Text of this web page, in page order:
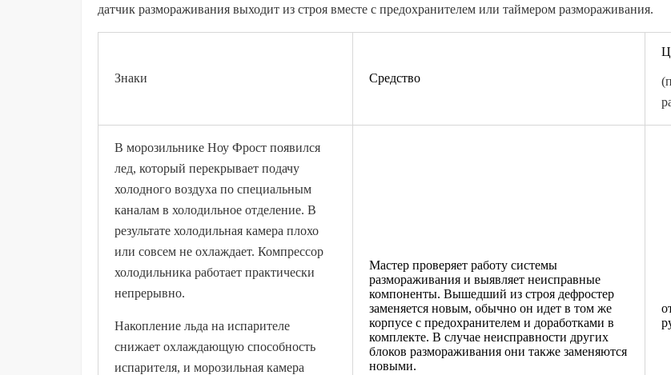
датчик размораживания выходит из строя вместе с предохранителем или таймером размораживания.
Знаки Средство
В морозильнике Ноу Фрост появился
лед, который перекрывает подачу
холодного воздуха по специальным
каналам в холодильное отделение. В
результате холодильная камера плохо
или совсем не охлаждает. Компрессор
холодильника работает практически
непрерывно.
Накопление льда на испарителе
снижает охлаждающую способность
испарителя, и морозильная камера
Мастер проверяет работу системы
размораживания и выявляет неисправные
компоненты. Вышедший из строя дефростер
заменяется новым, обычно он идет в том же
корпусе с предохранителем и доработками в
комплекте. В случае неисправности других
блоков размораживания они также заменяются
новыми.